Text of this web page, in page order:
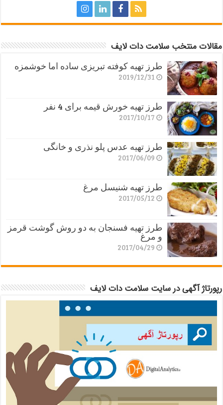
مقالات منتخب سلامت دات لایف
طرز تهیه کوفته تبریزی ساده اما خوشمزه
2019/12/31
طرز تهیه خورش قیمه برای 4 نفر
2017/10/17
طرز تهیه عدس پلو نذری و خانگی
2017/06/09
طرز تهیه شنیسل مرغ
2017/05/12
طرز تهیه فسنجان به دو روش گوشت قرمز
و مرغ
2017/04/29
رپورتاژ آگهی در سایت سلامت دات لایف